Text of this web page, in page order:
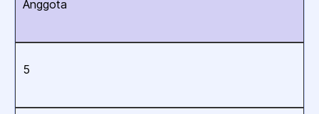
Anggota
5